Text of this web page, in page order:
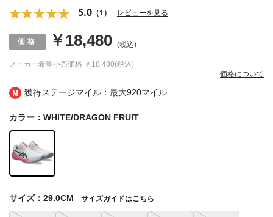
獲得ステージマイル：最大920マイル
5.0 （1） レビューを見る
メーカー希望小売価格 ￥18,480(税込)
￥18,480 (税込)
価格について
カラー：WHITE/DRAGON FRUIT
サイズ：29.0CM サイズガイドはこちら